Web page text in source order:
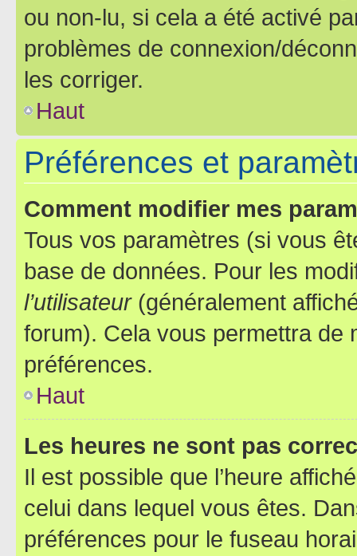
ou non-lu, si cela a été activé
problèmes de connexion/
les corriger.
Haut
Préférences et
Comment modifier mes
Tous vos paramètres (si vous
base de données. Pour les
l’utilisateur(généralement
forum). Cela vous permettra de
préférences.
Haut
Les heures ne sont pas
Il est possible que l’heure
celui dans lequel vous êtes.
préférences pour le fuseau